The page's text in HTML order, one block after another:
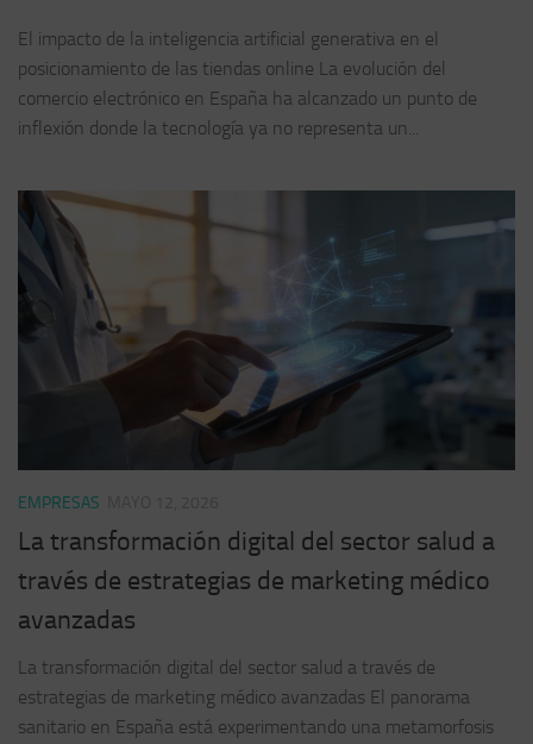
El impacto de la inteligencia artificial generativa en el
posicionamiento de las tiendas online La evolución del
comercio electrónico en España ha alcanzado un punto de
inflexión donde la tecnología ya no representa un...
EMPRESAS
La transformación digital del sector salud a
través de estrategias de marketing médico
avanzadas
La transformación digital del sector salud a través de
estrategias de marketing médico avanzadas El panorama
sanitario en España está experimentando una metamorfosis